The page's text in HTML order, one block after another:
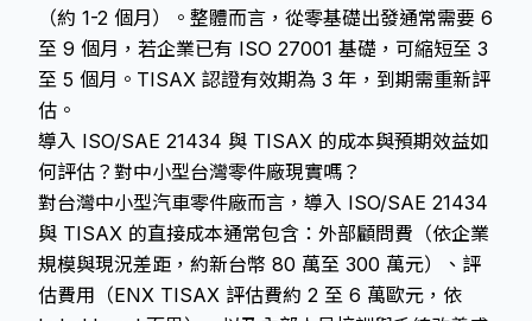
（約 1-2 個月）。整體而言，從零基礎出發通常需要 6
至 9 個月，若企業已有 ISO 27001 基礎，可縮短至 3
至 5 個月。TISAX 認證有效期為 3 年，到期需重新評
估。
導入 ISO/SAE 21434 與 TISAX 的成本與預期效益如
何評估？對中小型台灣零件廠現實嗎？
對台灣中小型汽車零件廠而言，導入 ISO/SAE 21434
與 TISAX 的直接成本通常包含：外部顧問費（依企業
規模與現況差距，約新台幣 80 萬至 300 萬元）、評
估費用（ENX TISAX 評估費約 2 至 6 萬歐元，依